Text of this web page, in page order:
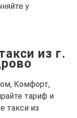
у
из г.
Комфорт,
тариф и
такси из